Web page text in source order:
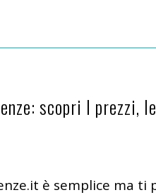
scopri I
è semplice ma